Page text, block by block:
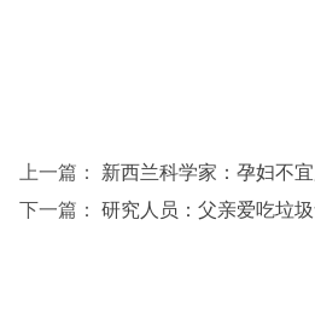
上一篇： 新西兰科学家：孕妇不
下一篇： 研究人员：父亲爱吃垃